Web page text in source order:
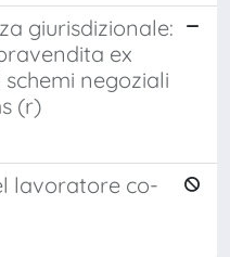
giurisdizionale:
ex
negoziali
(r)
lavoratore co-